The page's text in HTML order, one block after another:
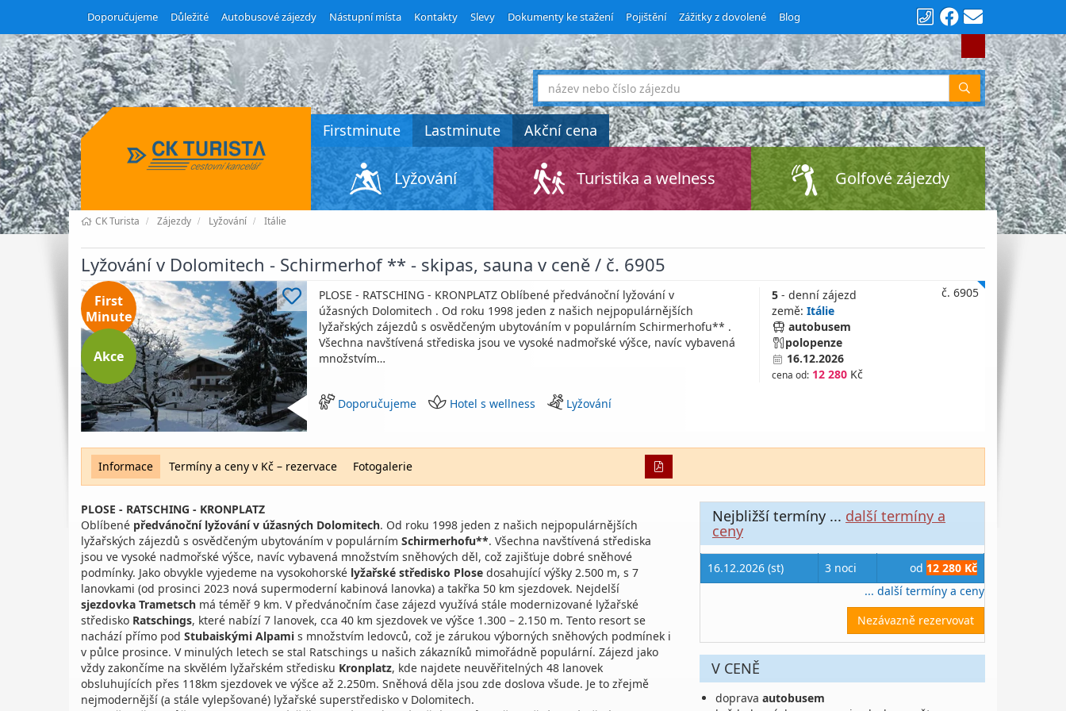
Doporučujeme Důležité Autobusové zájezdy Nástupní místa Kontakty Slevy Dokumenty ke stažení Pojištění Zážitky z dovolené Blog
co
hledáte
Vyhledat
Firstminute Lastminute Akční cena
Lyžování Turistika a welness Golfové zájezdy
CK Turista Zájezdy Lyžování Itálie
Lyžování v Dolomitech - Schirmerhof ** - skipas, sauna v ceně / č. 6905
č. 6905
First
Minute
Akce
PLOSE - RATSCHING - KRONPLATZ Oblíbené předvánoční lyžování v
úžasných Dolomitech . Od roku 1998 jeden z našich nejpopulárnějších
lyžařských zájezdů s osvědčeným ubytováním v populárním Schirmerhofu** .
Všechna navštívená střediska jsou ve vysoké nadmořské výšce, navíc vybavená
množstvím…
5- denní zájezd
země: Itálie
autobusem
polopenze
16.12.2026
cena od: 12 280 Kč
Doporučujeme
Hotel s wellness Lyžování
Informace Termíny a ceny v Kč – rezervace Fotogalerie
PLOSE - RATSCHING - KRONPLATZ
Oblíbené předvánoční lyžování v úžasných Dolomitech. Od roku 1998 jeden z našich nejpopulárnějších
lyžařských zájezdů s osvědčeným ubytováním v populárním Schirmerhofu**. Všechna navštívená střediska
jsou ve vysoké nadmořské výšce, navíc vybavená množstvím sněhových děl, což zajišťuje dobré sněhové
podmínky. Jako obvykle vyjedeme na vysokohorské lyžařské středisko Plose dosahující výšky 2.500 m, s 7
lanovkami (od prosinci 2023 nová supermoderní kabinová lanovka) a takřka 50 km sjezdovek. Nejdelší
sjezdovka Trametsch má téměř 9 km. V předvánočním čase zájezd využívá stále modernizované lyžařské
středisko Ratschings, které nabízí 7 lanovek, cca 40 km sjezdovek ve výšce 1.300 – 2.150 m. Tento resort se
nachází přímo pod Stubaiskými Alpami s množstvím ledovců, což je zárukou výborných sněhových podmínek i
v půlce prosince. V minulých letech se stal Ratschings u našich zákazníků mimořádně populární. Zájezd jako
vždy zakončíme na skvělém lyžařském středisku Kronplatz, kde najdete neuvěřitelných 48 lanovek
obsluhujících přes 118km sjezdovek ve výšce až 2.250m. Sněhová děla jsou zde doslova všude. Je to zřejmě
nejmodernější (a stále vylepšované) lyžařské superstředisko v Dolomitech.
Nejbližší termíny ... další termíny a
ceny
16.12.2026 (st) 3 noci od 12 280 Kč
... další termíny a ceny
Nezávazně rezervovat
V CENĚ
doprava autobusem